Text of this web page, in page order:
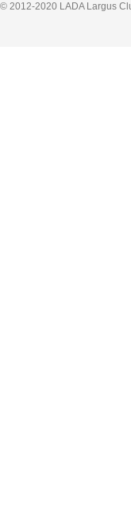
© 2012-2020 LADA Largus